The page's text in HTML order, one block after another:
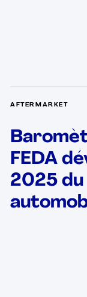
AFTERMARKET
FEDA
2025 du